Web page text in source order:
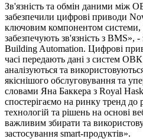
Зв'язність та обмін даними між
забезпечили цифрові приводи
ключовим компонентом системи,
забезпечують зв'язність з
Building Automation. Цифрові
часі передають дані з систем
аналізуються та
якіснішого обслуговування та
словами Яна Баккера з Royal
спостерігаємо на ринку тренд до
технологій та рішень на основі
важливим збирати та
застосування smart-продуктів».